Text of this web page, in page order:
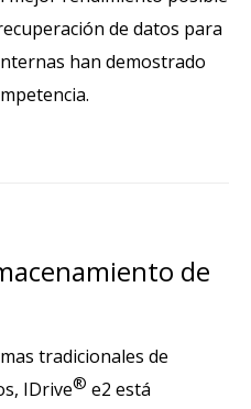
de datos para
han demostrado
de
tradicionales de
IDrive® e2 está